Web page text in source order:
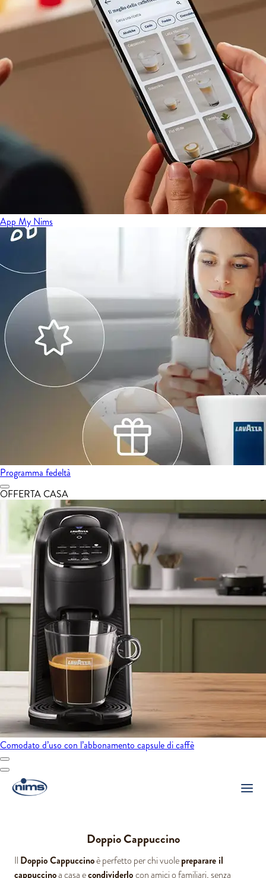
App My Nims
Programma fedeltà
OFFERTA CASA
Comodato d’uso con l’abbonamento capsule di caffè
Doppio Cappuccino
Il Doppio Cappuccinoè perfetto per chi vuolepreparare il
cappuccinoa casa econdividerlocon amici o familiari, senza